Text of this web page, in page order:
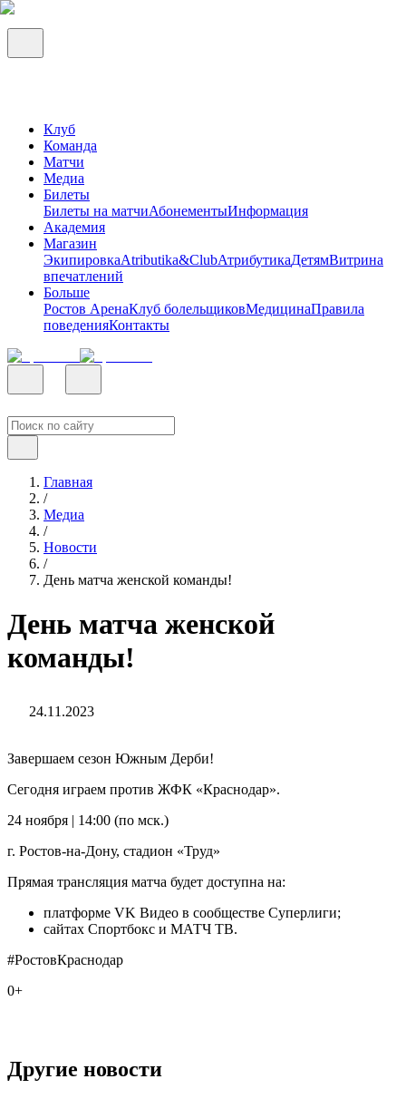
Клуб
Команда
Матчи
Медиа
Билеты
Билеты на матчиАбонементыИнформация
Академия
Магазин
ЭкипировкаAtributika&ClubАтрибутикаДетямВитрина
впечатлений
Больше
Ростов АренаКлуб болельщиковМедицинаПравила
поведенияКонтакты
Главная
/
Медиа
/
Новости
/
День матча женской команды!
День матча женской
команды!
24.11.2023
Завершаем сезон Южным Дерби!
Сегодня играем против ЖФК «Краснодар».
24 ноября | 14:00 (по мск.)
г. Ростов-на-Дону, стадион «Труд»
Прямая трансляция матча будет доступна на:
платформе VK Видео в сообществе Суперлиги;
сайтах Спортбокс и МАТЧ ТВ.
#РостовКраснодар
0+
Другие новости